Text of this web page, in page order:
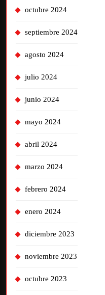
octubre 2024
septiembre 2024
agosto 2024
julio 2024
junio 2024
mayo 2024
abril 2024
marzo 2024
febrero 2024
enero 2024
diciembre 2023
noviembre 2023
octubre 2023